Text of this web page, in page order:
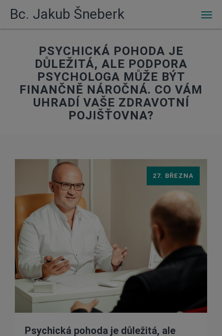
Bc. Jakub Šneberk
PSYCHICKÁ POHODA JE
DŮLEŽITÁ, ALE PODPORA
PSYCHOLOGA MŮŽE BÝT
FINANČNĚ NÁROČNÁ. CO VÁM
UHRADÍ VAŠE ZDRAVOTNÍ
POJIŠŤOVNA?
Psychická pohoda je důležitá, ale
27. BŘEZNA